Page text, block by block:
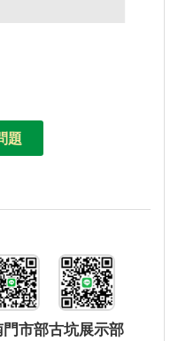
題
市部古坑展示部